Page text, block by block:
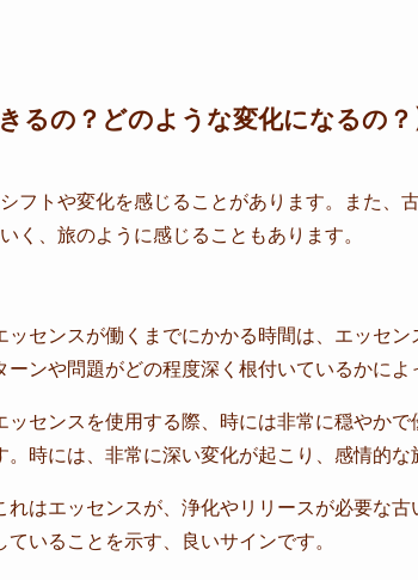
るの？どのような変化になるの？
フトや変化を感じることがあります。また、
く、旅のように感じることもあります。
ッセンスが働くまでにかかる時間は、エッセ
ーンや問題がどの程度深く根付いているかによ
ッセンスを使用する際、時には非常に穏やか
。時には、非常に深い変化が起こり、感情的な
れはエッセンスが、浄化やリリースが必要な
ていることを示す、良いサインです。